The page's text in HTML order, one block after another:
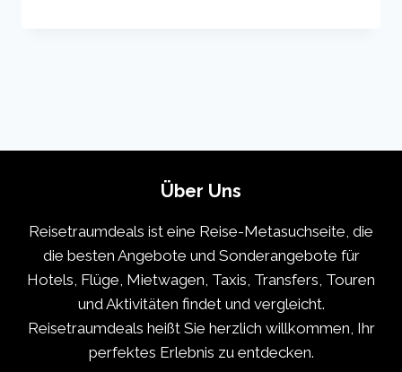
Über Uns
Reisetraumdeals ist eine Reise-Metasuchseite, die
die besten Angebote und Sonderangebote für
Hotels, Flüge, Mietwagen, Taxis, Transfers, Touren
und Aktivitäten findet und vergleicht.
Reisetraumdeals heißt Sie herzlich willkommen, Ihr
perfektes Erlebnis zu entdecken.